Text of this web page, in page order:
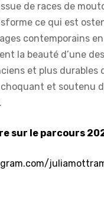
de races de
ce qui est
contemporains
la beauté d’une
et plus durables
et soutenu
sur le parcours